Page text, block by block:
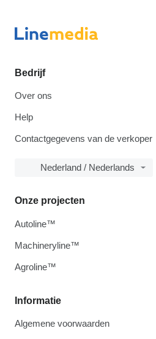
Bedrijf
Over ons
Help
Contactgegevens van de verkoper
Nederland / Nederlands
Informatie
Algemene voorwaarden
Onze projecten
Autoline™
Machineryline™
Agroline™